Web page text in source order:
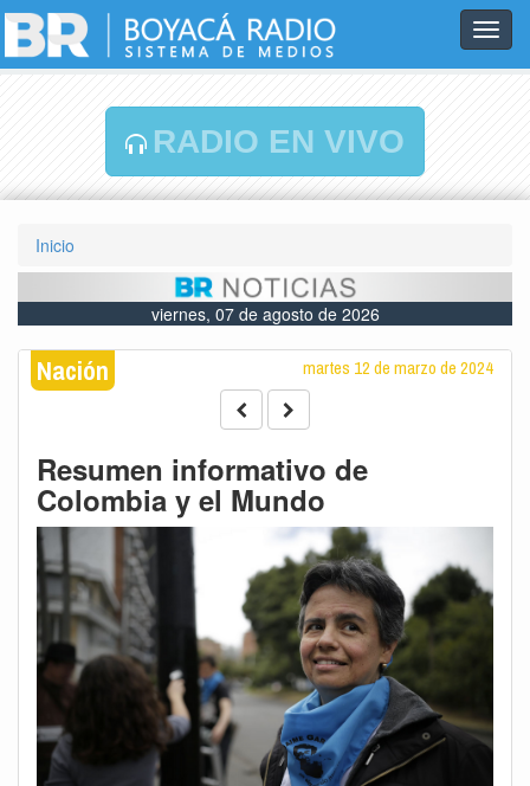
RADIO EN VIVO
Inicio
viernes, 07 de agosto de 2026
Nación martes 12 de marzo de 2024
Resumen informativo de
Colombia y el Mundo